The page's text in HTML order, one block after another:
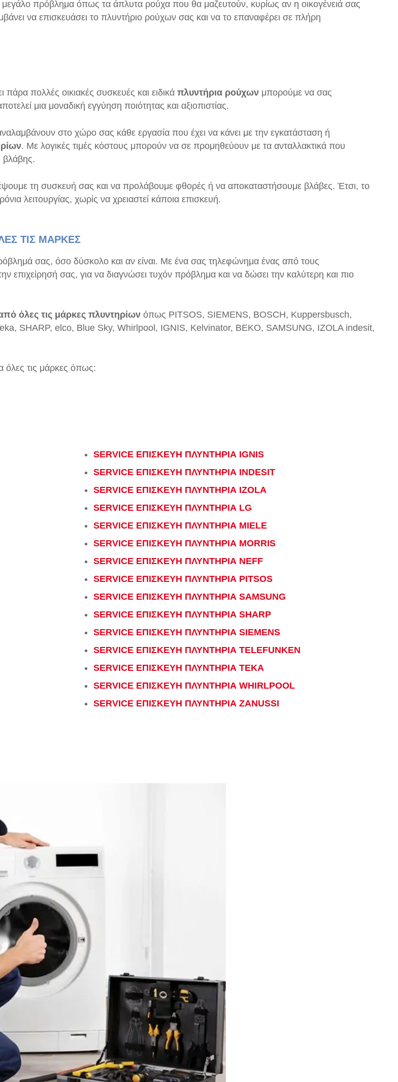
μεγάλο πρόβλημα όπως τα άπλυτα ρούχα που θα μαζευτούν, κυρίως αν η οικογένειά σας
να επισκευάσει το πλυντήριο ρούχων σας και να το επαναφέρει σε πλήρη
πολλές οικιακές συσκευές και ειδικά πλυντήρια ρούχων μπορούμε να σας
μια μοναδική εγγύηση ποιότητας και αξιοπιστίας.
στο χώρο σας κάθε εργασία που έχει να κάνει με την εγκατάσταση ή
. Με λογικές τιμές κόστους μπορούν να σε προμηθεύουν με τα ανταλλακτικά που
βλάβης.
τη συσκευή σας και να προλάβουμε φθορές ή να αποκαταστήσουμε βλάβες. Έτσι, το
λειτουργίας, χωρίς να χρειαστεί κάποια επισκευή.
ΤΙΣ ΜΑΡΚΕΣ
σας, όσο δύσκολο και αν είναι. Με ένα σας τηλεφώνημα ένας από τους
επιχείρησή σας, για να διαγνώσει τυχόν πρόβλημα και να δώσει την καλύτερη και πιο
όλες τις μάρκες πλυντηρίων όπως PITSOS, SIEMENS, BOSCH, Kuppersbusch,
SHARP, elco, Blue Sky, Whirlpool, IGNIS, Kelvinator, BEKO, SAMSUNG, IZOLA indesit,
όλες τις μάρκες όπως:
SERVICE ΕΠΙΣΚΕΥΗ ΠΛΥΝΤΗΡΙΑ IGNIS
SERVICE ΕΠΙΣΚΕΥΗ ΠΛΥΝΤΗΡΙΑ INDESIT
SERVICE ΕΠΙΣΚΕΥΗ ΠΛΥΝΤΗΡΙΑ IZOLA
SERVICE ΕΠΙΣΚΕΥΗ ΠΛΥΝΤΗΡΙΑ LG
SERVICE ΕΠΙΣΚΕΥΗ ΠΛΥΝΤΗΡΙΑ MIELE
SERVICE ΕΠΙΣΚΕΥΗ ΠΛΥΝΤΗΡΙΑ MORRIS
SERVICE ΕΠΙΣΚΕΥΗ ΠΛΥΝΤΗΡΙΑ NEFF
SERVICE ΕΠΙΣΚΕΥΗ ΠΛΥΝΤΗΡΙΑ PITSOS
SERVICE ΕΠΙΣΚΕΥΗ ΠΛΥΝΤΗΡΙΑ SAMSUNG
SERVICE ΕΠΙΣΚΕΥΗ ΠΛΥΝΤΗΡΙΑ SHARP
SERVICE ΕΠΙΣΚΕΥΗ ΠΛΥΝΤΗΡΙΑ SIEMENS
SERVICE ΕΠΙΣΚΕΥΗ ΠΛΥΝΤΗΡΙΑ TELEFUNKEN
SERVICE ΕΠΙΣΚΕΥΗ ΠΛΥΝΤΗΡΙΑ TEKA
SERVICE ΕΠΙΣΚΕΥΗ ΠΛΥΝΤΗΡΙΑ WHIRLPOOL
SERVICE ΕΠΙΣΚΕΥΗ ΠΛΥΝΤΗΡΙΑ ZANUSSI